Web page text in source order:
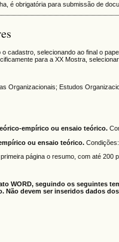
é obrigatória para submissão de
cadastro, selecionando ao final o
para a XX Mostra,
Organizacionais; Estudos
empírico ou ensaio teórico.
ou ensaio teórico.
página o resumo, com até
WORD, seguindo os seguintes
Não devem ser inseridos dados